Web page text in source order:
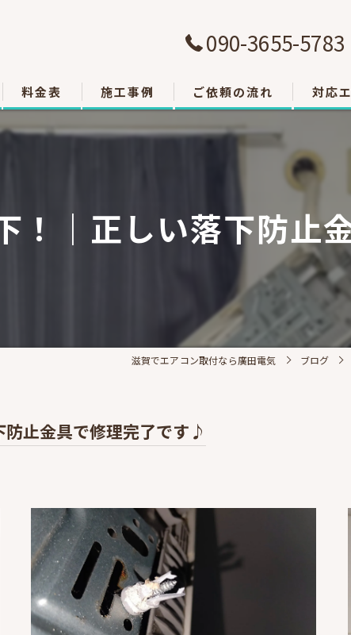
090-3655-5783
料金表 施工事例 ご依頼の流れ 対応
草津市
栗東市
東近江
甲賀市
！｜正しい落下防止
滋賀でエアコン取付なら廣田電気 ブログ
止金具で修理完了です♪